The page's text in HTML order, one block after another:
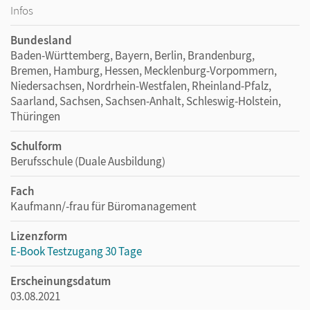
Infos
Bundesland
Baden-Württemberg, Bayern, Berlin, Brandenburg,
Bremen, Hamburg, Hessen, Mecklenburg-Vorpommern,
Niedersachsen, Nordrhein-Westfalen, Rheinland-Pfalz,
Saarland, Sachsen, Sachsen-Anhalt, Schleswig-Holstein,
Thüringen
Schulform
Berufsschule (Duale Ausbildung)
Fach
Kaufmann/-frau für Büromanagement
Lizenzform
E-Book Testzugang 30 Tage
Erscheinungsdatum
03.08.2021